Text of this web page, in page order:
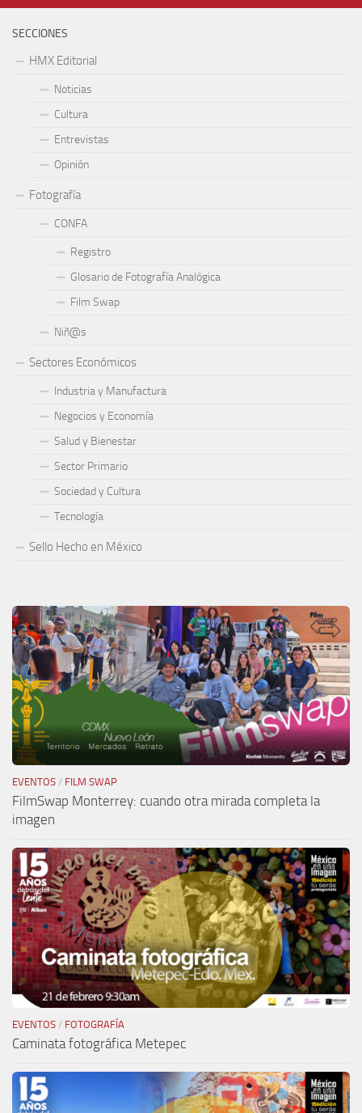
SECCIONES
HMX Editorial
Noticias
Cultura
Entrevistas
Opinión
Fotografía
CONFA
Registro
Glosario de Fotografía Analógica
Film Swap
Niñ@s
Sectores Económicos
Industria y Manufactura
Negocios y Economía
Salud y Bienestar
Sector Primario
Sociedad y Cultura
Tecnología
Sello Hecho en México
EVENTOS / FILM SWAP
FilmSwap Monterrey: cuando otra mirada completa la
imagen
EVENTOS / FOTOGRAFÍA
Caminata fotográfica Metepec